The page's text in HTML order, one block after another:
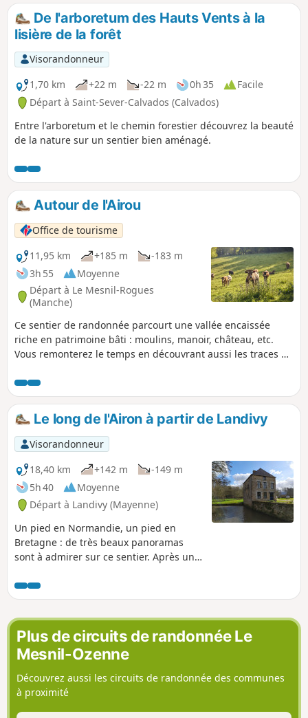
extrait a servi à la voirie, aux entreprises
funéraires mais aussi à l'architecture locale.
La beauté mystérieuse du manoir de la
Morinaye ou les maisons rurales typiques
des villages que vous traverserez en
témoignent.
De l'arboretum des Hauts Vents à la
lisière de la forêt
Visorandonneur
1,70 km
+22 m -22 m 0h 35
Facile
Départ à Saint-Sever-Calvados (Calvados)
Entre l'arboretum et le chemin forestier découvrez la beauté
de la nature sur un sentier bien aménagé.
Autour de l'Airou
Office de tourisme
11,95 km
+185 m
-183 m
3h 55
Moyenne
Départ à Le Mesnil-Rogues
(Manche)
Ce sentier de randonnée parcourt une vallée encaissée
riche en patrimoine bâti : moulins, manoir, château, etc.
Vous remonterez le temps en découvrant aussi les traces du
Le long de l'Airon à partir de Landivy
Visorandonneur
18,40 km
+142 m
-149 m
5h 40
Moyenne
Départ à Landivy (Mayenne)
Un pied en Normandie, un pied en
Bretagne : de très beaux panoramas
sont à admirer sur ce sentier. Après une
enfoncez dans les méandres des
chemins ombragés le long de la vallée
de la Futaie.
Plus de circuits de randonnée Le
Mesnil-Ozenne
Découvrez aussi les circuits de randonnée des communes
à proximité